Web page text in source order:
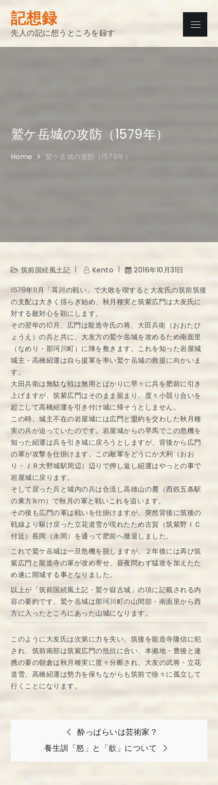
content
記想録
先人の記に想うところを録す
Menu
鷲ケ岳城の攻防（1579年）
Home 鷲ケ岳城の攻防（1579年）
筑前国続風土記 Kento 2016年10月31日
1578年11月「耳川の戦い」で大敗を喫すると大友氏の筑前筑後
の支配は大きく揺らぎ始め、秋月種実と筑紫広門は大友氏に
対する敵対心を顕にします。
その翌年の10月、広門は龍造寺氏の将、大田兵衛（おおたひ
ょうえ）の兵と共に、大友方の鷲ケ岳城を攻めるため南面里
（なめり・那珂川町）に陣を敷きます。これを知った岩屋城
城主・高橋紹運は自ら援軍を率い鷲ケ岳城の救援に向かいま
す。
大田兵衛は無駄な戦は無用とばかりに早々に兵を肥前に引き
上げますが、筑紫広門はそのまま留まり、度々小競り合いを
起こして高橋紹運を引き付け城に帰そうとしません。
この時、城主不在の岩屋城には広門と盟約を交わした秋月種
実の兵が迫っていたのです。岩屋城からの早馬でこの危機を
知った紹運は兵を引き城に戻ろうとしますが、背後から広門
の軍が攻撃を仕掛けます。この敵軍をどうにか大利（おお
り・ＪＲ大野城駅周辺）辺りで押し返し紹運はやっとの事で
岩屋城に戻ります。
そして戻った兵と城内の兵は合流し高雄山の麓（西鉄五条駅
の東方1km）で秋月の軍と戦いこれを追います。
その後も広門の軍は戦いを仕掛けますが、突然背後に筑後の
戦線より駆け戻った立花道雪が現れたため古賀（筑紫野ＩＣ
付近）長岡（永岡）を通って肥前へ撤退しました。
これで鷲ケ岳城は一旦危機を脱しますが、２年後には再び筑
紫広門と龍造寺の軍が攻め寄せ、昼夜問わず猛攻を加えたた
め遂に開城する事となりました。
以上が「筑前国続風土記・鷲ケ嶽古城」の項に記載される内
容の要約です。鷲ケ岳城は那珂川町の山間部・南面里から西
方に入ったところにあった山城になります。
このように大友氏は次第に力を失い、筑後を龍造寺隆信に犯
され、筑前南部は筑紫広門の抵抗に合い、本拠地・豊後と連
携の要の朝倉は秋月種実に度々分断され、大友の武将・立花
道雪、高橋紹運は勢力を保ちながらも筑前で徐々に孤立して
行くことになります。
ナ
酔っぱらいは芸術家？
養生訓「怒」と「欲」について